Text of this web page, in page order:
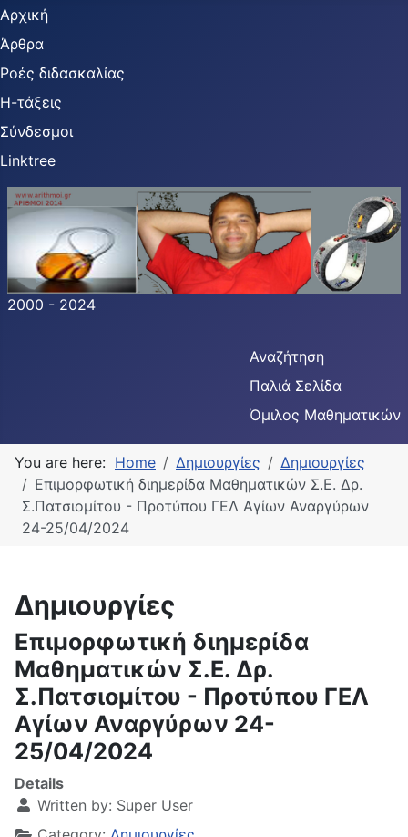
Αρχική
Άρθρα
Ροές διδασκαλίας
Η-τάξεις
Σύνδεσμοι
Linktree
2000 - 2024
Αναζήτηση
Παλιά Σελίδα
Όμιλος Μαθηματικών
You are here: Home Δημιουργίες
Δημιουργίες
Επιμορφωτική διημερίδα Μαθηματικών Σ.Ε. Δρ.
Σ.Πατσιομίτου - Προτύπου ΓΕΛ Αγίων Αναργύρων
24-25/04/2024
Δημιουργίες
Επιμορφωτική διημερίδα
Μαθηματικών Σ.Ε. Δρ.
Σ.Πατσιομίτου - Προτύπου ΓΕΛ
Αγίων Αναργύρων 24-
25/04/2024
Details
Written by: Super User